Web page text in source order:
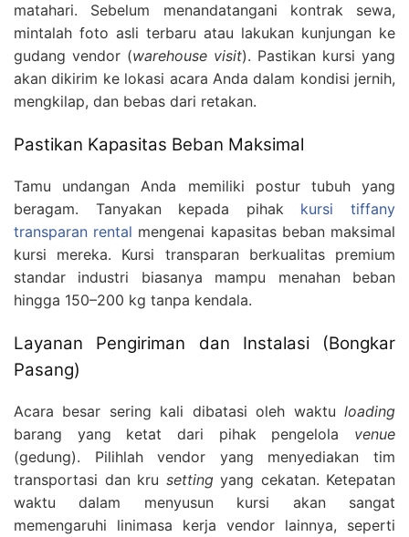
matahari. Sebelum menandatangani kontrak sewa,
mintalah foto asli terbaru atau lakukan kunjungan ke
gudang vendor (warehouse visit). Pastikan kursi yang
akan dikirim ke lokasi acara Anda dalam kondisi jernih,
mengkilap, dan bebas dari retakan.
Pastikan Kapasitas Beban Maksimal
Tamu undangan Anda memiliki postur tubuh yang
beragam. Tanyakan kepada pihak kursi tiffany
transparan rental mengenai kapasitas beban maksimal
kursi mereka. Kursi transparan berkualitas premium
standar industri biasanya mampu menahan beban
hingga 150–200 kg tanpa kendala.
Layanan Pengiriman dan Instalasi (Bongkar
Pasang)
Acara besar sering kali dibatasi oleh waktu loading
barang yang ketat dari pihak pengelola venue
(gedung). Pilihlah vendor yang menyediakan tim
transportasi dan kru settingyang cekatan. Ketepatan
waktu dalam menyusun kursi akan sangat
memengaruhi linimasa kerja vendor lainnya, seperti